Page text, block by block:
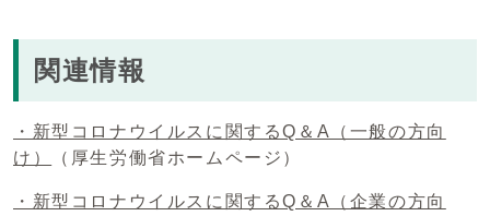
関連情報
・新型コロナウイルスに関するQ＆A（一般の方向
け）
（厚生労働省ホームページ）
・新型コロナウイルスに関するQ＆A（企業の方向